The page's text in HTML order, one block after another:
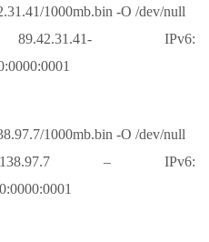
1000mb.bin -O /dev/null
IPv6:
1000mb.bin -O /dev/null
– IPv6: